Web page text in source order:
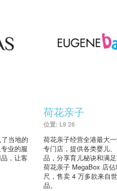
当地的
业的服
，让客
荷花亲子
位置: L9 26
荷花亲子经营全港最大
专门店，提供各类婴儿
品，分享育儿秘诀和满足
荷花亲子 MegaBox 店
尺，售卖 4 万多款来自
品。